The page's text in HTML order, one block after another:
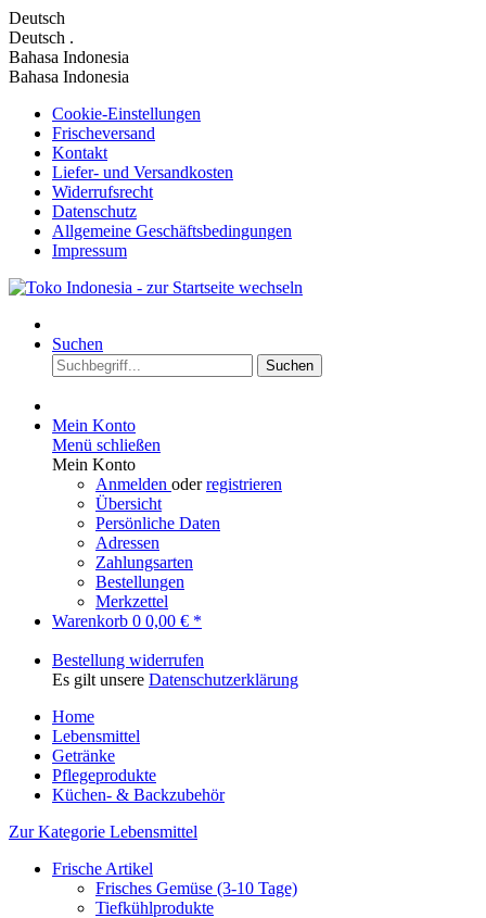
Deutsch
Deutsch .
Bahasa Indonesia
Bahasa Indonesia
Cookie-Einstellungen
Frischeversand
Kontakt
Liefer- und Versandkosten
Widerrufsrecht
Datenschutz
Allgemeine Geschäftsbedingungen
Impressum
Suchen
Suchen
Mein Konto
Menü schließen
Mein Konto
Anmelden oderregistrieren
Übersicht
Persönliche Daten
Adressen
Zahlungsarten
Bestellungen
Merkzettel
Warenkorb 0 0,00 € *
Bestellung widerrufen
Es gilt unsere Datenschutzerklärung
Home
Lebensmittel
Getränke
Pflegeprodukte
Küchen- & Backzubehör
Zur Kategorie Lebensmittel
Frische Artikel
Frisches Gemüse (3-10 Tage)
Tiefkühlprodukte